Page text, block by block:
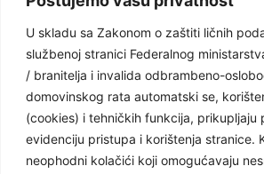
U skladu sa Zakonom o zaštiti ličnih
službenoj stranici Federalnog
/ branitelja i invalida odbrambeno-
domovinskog rata automatski se,
(cookies) i tehničkih funkcija, prikupljaju
evidenciju pristupa i korištenja stranice.
neophodni kolačići koji omogućavaju
Youtube Kanal
Linkovi
Vlada Federacije Bosne i Hercegovine
Federalno ministarstvo finansija